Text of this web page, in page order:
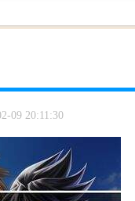
09 20:11:30